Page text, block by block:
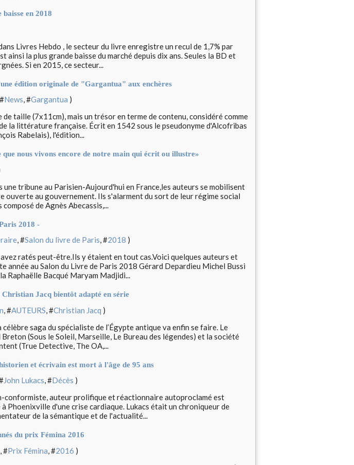
en 2018
Livres Hebdo , le secteur du livre enregistre un recul de 1,7% par
ainsi la plus grande baisse du marché depuis dix ans. Seules la BD et
Si en 2015, ce secteur...
édition originale de "Gargantua" aux enchères
News, #Gargantua )
taille (7x11cm), mais un trésor en terme de contenu, considéré comme
la littérature française. Écrit en 1542 sous le pseudonyme d'Alcofribas
Rabelais), l'édition...
nous vivons encore de notre main qui écrit ou illustre»
Dans une tribune au Parisien-Aujourd'hui en France,les auteurs se mobilisent
ouverte au gouvernement. Ils s'alarment du sort de leur régime social
de Agnès Abecassis,...
2018 -
, #Salon du livre de Paris, #2018 )
avez ratés peut-être.Ils y étaient en tout cas.Voici quelques auteurs et
année au Salon du Livre de Paris 2018 Gérard Depardieu Michel Bussi
Raphaëlle Bacqué Maryam Madjidi...
Jacq bientôt adapté en série
, #AUTEURS, #Christian Jacq )
célèbre saga du spécialiste de l’Égypte antique va enfin se faire. Le
(Sous le Soleil, Marseille, Le Bureau des légendes) et la société
(True Detective, The OA,...
et écrivain est mort à l'âge de 95 ans
John Lukacs, #Décès )
conformiste, auteur prolifique et réactionnaire autoproclamé est
Phoenixville d'une crise cardiaque. Lukacs était un chroniqueur de
de la sémantique et de l'actualité...
du prix Fémina 2016
, #Prix Fémina , #2016 )